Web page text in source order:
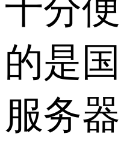
十分
的是
服务